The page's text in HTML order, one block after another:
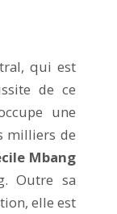
qui est
de ce
une
milliers de
Mbang
Outre sa
elle est